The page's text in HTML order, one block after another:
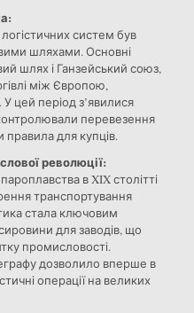
систем був
шляхами. Основні
шлях і Ганзейський союз,
між Європою,
цей період з’явилися
контролювали перевезення
правила для купців.
революції:
в XIX столітті
транспортування
стала ключовим
для заводів, що
промисловості.
дозволило вперше в
операції на великих